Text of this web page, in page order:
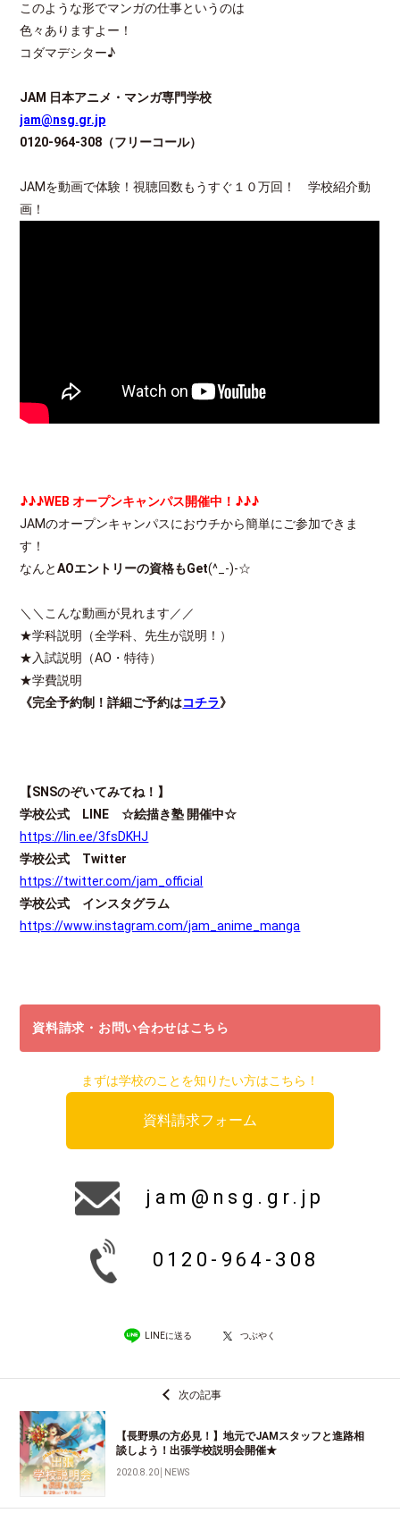
このような形でマンガの仕事というのは
色々ありますよー！
コダマデシター♪
JAM 日本アニメ・マンガ専門学校
jam@nsg.gr.jp
0120-964-308 （フリーコール）
JAMを動画で体験！視聴回数もうすぐ１０万回！ 学校紹介動
画！
♪♪♪WEBオープンキャンパス開催中！ ♪♪♪
JAMのオープンキャンパスにおウチから簡単にご参加できま
す！
なんとAOエントリーの資格もGet(^_-)-☆
＼＼こんな動画が見れます／／
★学科説明（全学科、先生が説明！）
★入試説明（AO・特待）
★学費説明
《完全予約制！詳細ご予約はコチラ》
【SNSのぞいてみてね！】
学校公式 LINE ☆絵描き塾 開催中☆
https://lin.ee/3fsDKHJ
学校公式 Twitter
https://twitter.com/jam_official
学校公式 インスタグラム
https://www.instagram.com/jam_anime_manga
資料請求・お問い合わせはこちら
まずは学校のことを知りたい方はこちら！
資料請求フォーム
jam@nsg.gr.jp
0120-964-308
LINEに送る つぶやく
次の記事
【長野県の方必見！】地元でJAMスタッフと進路相
談しよう！出張学校説明会開催★
2020.8.20 NEWS